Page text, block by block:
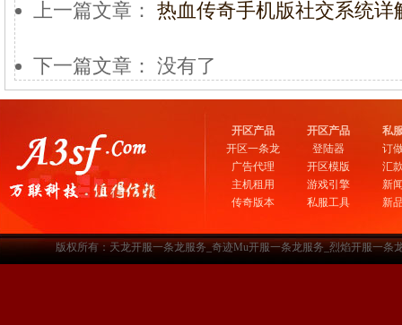
上一篇文章： 热血传奇手机版社交系统详
下一篇文章： 没有了
开区产品
开区一条龙
广告代理
主机租用
传奇版本
开区产品
登陆器
开区模版
游戏引擎
私服工具
私
订
汇
新
新
版权所有：天龙开服一条龙服务_奇迹Mu开服一条龙服务_烈焰开服一条